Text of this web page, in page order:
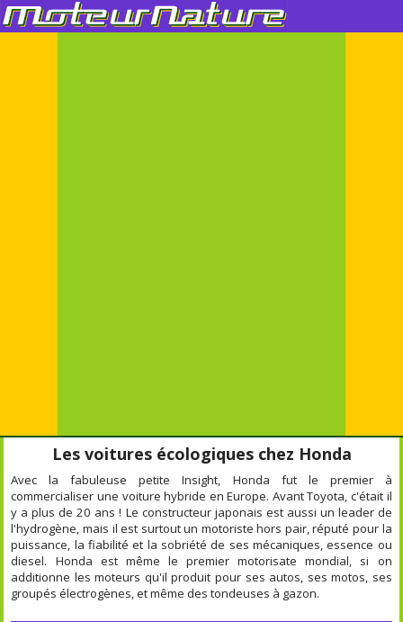
Les voitures écologiques chez Honda
Avec la fabuleuse petite Insight, Honda fut le premier à
commercialiser une voiture hybride en Europe. Avant Toyota, c'était il
y a plus de 20 ans ! Le constructeur japonais est aussi un leader de
l'hydrogène, mais il est surtout un motoriste hors pair, réputé pour la
puissance, la fiabilité et la sobriété de ses mécaniques, essence ou
diesel. Honda est même le premier motorisate mondial, si on
additionne les moteurs qu'il produit pour ses autos, ses motos, ses
groupés électrogènes, et même des tondeuses à gazon.